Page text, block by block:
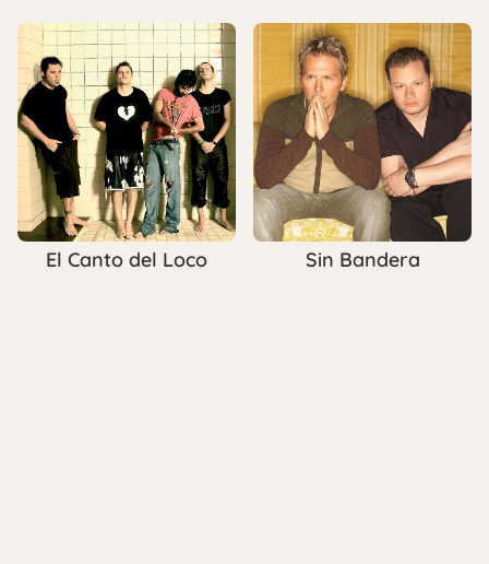
El Canto del Loco Sin Bandera